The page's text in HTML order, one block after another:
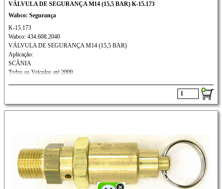
VÁLVULA DE SEGURANÇA M14 (15,5 BAR) K-15.173
Wabco: Segurança
K-15.173
Wabco: 434.608.2040
VÁLVULA DE SEGURANÇA M14 (15,5 BAR)
Aplicação:
SCÂNIA
Todos os Veículos até 2000